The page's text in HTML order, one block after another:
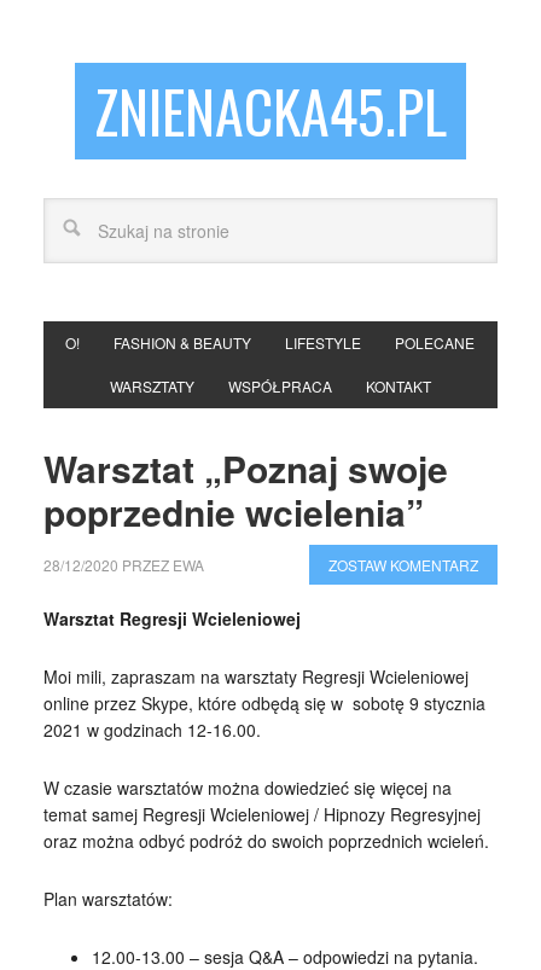
ZNIENACKA45.PL
O! FASHION & BEAUTY LIFESTYLE POLECANE
WARSZTATY WSPÓŁPRACA KONTAKT
Warsztat „Poznaj swoje
poprzednie wcielenia”
28/12/2020 PRZEZ EWA ZOSTAW KOMENTARZ
Warsztat Regresji Wcieleniowej
Moi mili, zapraszam na warsztaty Regresji Wcieleniowej
online przez Skype, które odbędą się w sobotę 9 stycznia
2021 w godzinach 12-16.00.
W czasie warsztatów można dowiedzieć się więcej na
temat samej Regresji Wcieleniowej / Hipnozy Regresyjnej
oraz można odbyć podróż do swoich poprzednich wcieleń.
Plan warsztatów:
12.00-13.00 – sesja Q&A – odpowiedzi na pytania.